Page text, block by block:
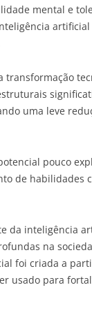
mental e
transformação
uma leve
pouco
de habilidades
da inteligência
na
foi criada a
usado para